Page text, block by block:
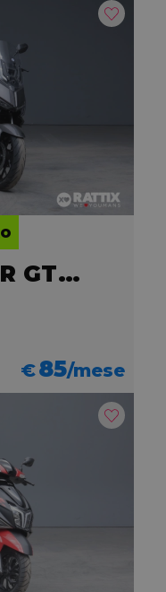
WOTTAN MOTOR GT2 300
€85/mese